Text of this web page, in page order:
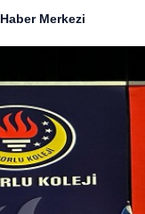
Haber Merkezi